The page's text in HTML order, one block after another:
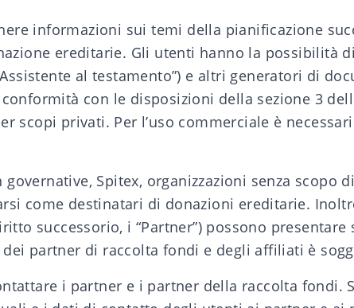
informazioni sui temi della pianificazione
ereditarie. Gli utenti hanno la possibilità
al testamento”) e altri generatori di
con le disposizioni della sezione 3
scopi privati. Per l’uso commerciale è
Spitex, organizzazioni senza scopo
come destinatari di donazioni ereditarie.
successorio, i “Partner”) possono
partner di raccolta fondi e degli affiliati è
i partner e i partner della raccolta fondi.